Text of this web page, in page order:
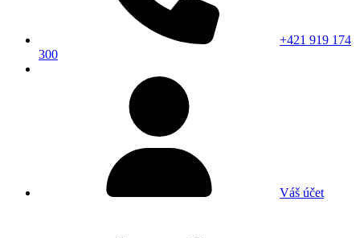
+421 919 174
300
Váš účet